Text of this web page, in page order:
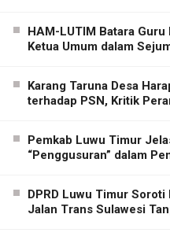
HAM-LUTIM Batara
Ketua Umum dalam
Karang Taruna Desa
terhadap PSN, Kritik
Pemkab Luwu Timur
“Penggusuran” dalam
DPRD Luwu Timur
Jalan Trans Sulawesi